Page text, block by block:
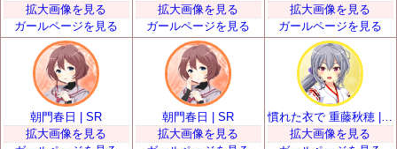
拡大画像を見る
ガールページを見る
拡大画像を見る
ガールページを見る
拡大画像を見る
ガールページを見る
朝門春日 | SR
拡大画像を見る
朝門春日 | SR
拡大画像を見る
慣れた衣で 重藤秋穂 | SR
拡大画像を見る